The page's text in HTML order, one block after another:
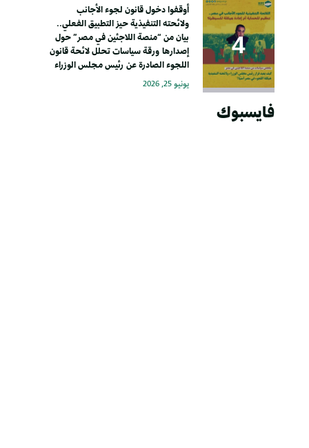
أوقفوا دخول قانون لجوء الأجانب
ولائحته التنفيذية حيز التطبيق الفعلي..
بيان من “منصة اللاجئين في مصر” حول
إصدارها ورقة سياسات تحلل لائحة قانون
اللجوء الصادرة عن رئيس مجلس الوزراء
يونيو 25, 2026
فايسبوك